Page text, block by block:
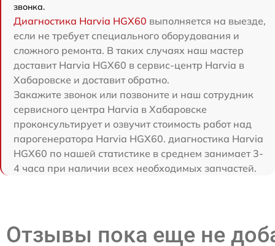
звонка.
Диагностика Harvia HGX60 выполняется на выезде,
если не требует специального оборудования и
сложного ремонта. В таких случаях наш мастер
доставит Harvia HGX60 в сервис-центр Harvia в
Хабаровске и доставит обратно.
Закажите звонок или позвоните и наш сотрудник
сервисного центра Harvia в Хабаровске
проконсультирует и озвучит стоимость работ над
парогенератора Harvia HGX60. диагностика Harvia
HGX60 по нашей статистике в среднем занимает 3-
4 часа при наличии всех необходимых запчастей.
Отзывы пока еще не